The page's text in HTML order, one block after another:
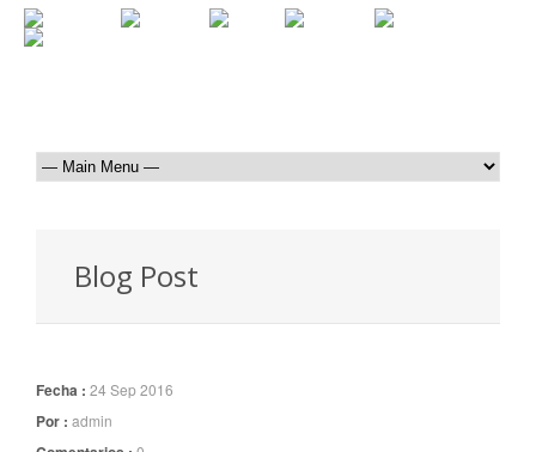
Blog Post
Fecha : 24 Sep 2016
Por : admin